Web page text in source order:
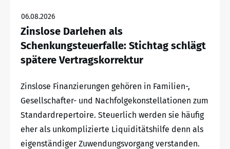
06.08.2026
Zinslose Darlehen als
Schenkungsteuerfalle: Stichtag schlägt
spätere Vertragskorrektur
Zinslose Finanzierungen gehören in Familien-,
Gesellschafter- und Nachfolgekonstellationen zum
Standardrepertoire. Steuerlich werden sie häufig
eher als unkomplizierte Liquiditätshilfe denn als
eigenständiger Zuwendungsvorgang verstanden.